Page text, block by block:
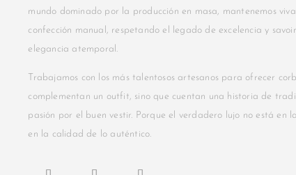
mundo dominado por la producción en masa, mantenemos
confección manual, respetando el legado de excelencia y
elegancia atemporal.
Trabajamos con los más talentosos artesanos para ofrecer
complementan un outfit, sino que cuentan una historia de
pasión por el buen vestir. Porque el verdadero lujo no está en
en la calidad de lo auténtico.